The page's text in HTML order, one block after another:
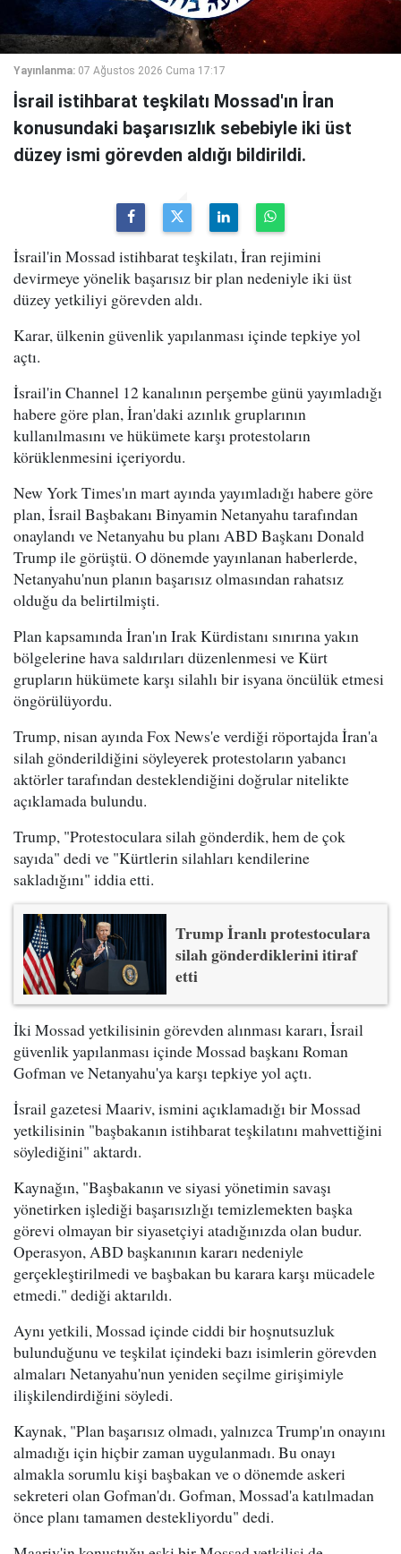
Yayınlanma: 07 Ağustos 2026 Cuma 17:17
İsrail istihbarat teşkilatı Mossad'ın İran
konusundaki başarısızlık sebebiyle iki üst
düzey ismi görevden aldığı bildirildi.
İsrail'in Mossad istihbarat teşkilatı, İran rejimini
devirmeye yönelik başarısız bir plan nedeniyle iki üst
düzey yetkiliyi görevden aldı.
Karar, ülkenin güvenlik yapılanması içinde tepkiye yol
açtı.
İsrail'in Channel 12 kanalının perşembe günü yayımladığı
habere göre plan, İran'daki azınlık gruplarının
kullanılmasını ve hükümete karşı protestoların
körüklenmesini içeriyordu.
New York Times'ın mart ayında yayımladığı habere göre
plan, İsrail Başbakanı Binyamin Netanyahu tarafından
onaylandı ve Netanyahu bu planı ABD Başkanı Donald
Trump ile görüştü. O dönemde yayınlanan haberlerde,
Netanyahu'nun planın başarısız olmasından rahatsız
olduğu da belirtilmişti.
Plan kapsamında İran'ın Irak Kürdistanı sınırına yakın
bölgelerine hava saldırıları düzenlenmesi ve Kürt
grupların hükümete karşı silahlı bir isyana öncülük etmesi
öngörülüyordu.
Trump, nisan ayında Fox News'e verdiği röportajda İran'a
silah gönderildiğini söyleyerek protestoların yabancı
aktörler tarafından desteklendiğini doğrular nitelikte
açıklamada bulundu.
Trump, "Protestoculara silah gönderdik, hem de çok
sayıda" dedi ve "Kürtlerin silahları kendilerine
sakladığını" iddia etti.
Trump İranlı protestoculara
silah gönderdiklerini itiraf
etti
İki Mossad yetkilisinin görevden alınması kararı, İsrail
güvenlik yapılanması içinde Mossad başkanı Roman
Gofman ve Netanyahu'ya karşı tepkiye yol açtı.
İsrail gazetesi Maariv, ismini açıklamadığı bir Mossad
yetkilisinin "başbakanın istihbarat teşkilatını mahvettiğini
söylediğini" aktardı.
Kaynağın, "Başbakanın ve siyasi yönetimin savaşı
yönetirken işlediği başarısızlığı temizlemekten başka
görevi olmayan bir siyasetçiyi atadığınızda olan budur.
Operasyon, ABD başkanının kararı nedeniyle
gerçekleştirilmedi ve başbakan bu karara karşı mücadele
etmedi." dediği aktarıldı.
Aynı yetkili, Mossad içinde ciddi bir hoşnutsuzluk
bulunduğunu ve teşkilat içindeki bazı isimlerin görevden
almaları Netanyahu'nun yeniden seçilme girişimiyle
ilişkilendirdiğini söyledi.
Kaynak, "Plan başarısız olmadı, yalnızca Trump'ın onayını
almadığı için hiçbir zaman uygulanmadı. Bu onayı
almakla sorumlu kişi başbakan ve o dönemde askeri
sekreteri olan Gofman'dı. Gofman, Mossad'a katılmadan
önce planı tamamen destekliyordu" dedi.